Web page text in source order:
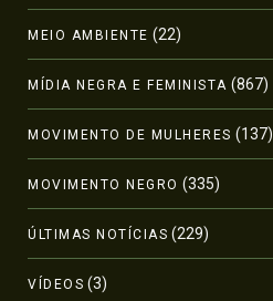
MEIO AMBIENTE (22)
MÍDIA NEGRA E FEMINISTA (867)
MOVIMENTO DE MULHERES (137)
MOVIMENTO NEGRO (335)
ÚLTIMAS NOTÍCIAS (229)
VÍDEOS (3)